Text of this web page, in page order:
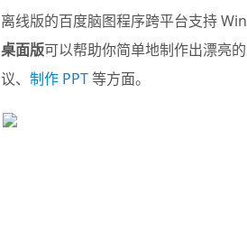
离线版的百度脑图程序跨平台支持
桌面版可以帮助你简单地制作出漂亮
议、 制作 PPT等方面。